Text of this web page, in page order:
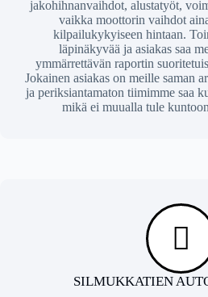
jakohihnanvaihdot, alustatyöt,
vaikka moottorin vaihdot
kilpailukykyiseen hintaan.
läpinäkyvää ja asiakas saa
ymmärrettävän raportin
Jokainen asiakas on meille saman
ja periksiantamaton tiimimme saa
mikä ei muualla tule
SILMUKKATIEN